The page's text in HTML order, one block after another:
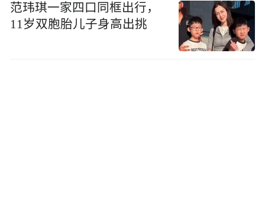
范玮琪一家四口同框出行，
11岁双胞胎儿子身高出挑